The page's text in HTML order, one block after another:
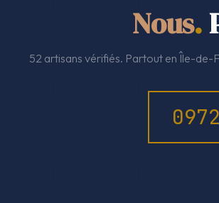
Nous.
52 artisans vérifiés. Partout en Île-de-